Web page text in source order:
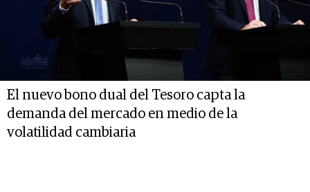
El nuevo bono dual del Tesoro capta la
demanda del mercado en medio de la
volatilidad cambiaria